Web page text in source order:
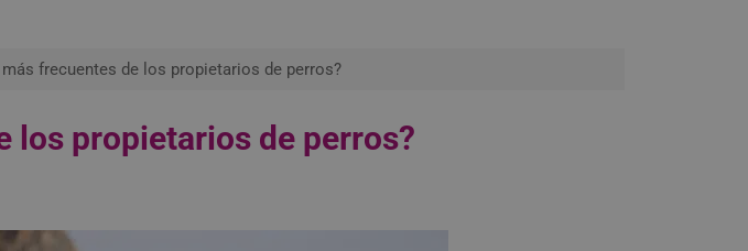
frecuentes de los propietarios de perros?
los propietarios de perros?